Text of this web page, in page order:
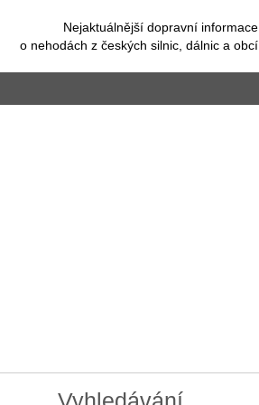
Nejaktuálnější dopravní informace
o nehodách z českých silnic, dálnic a obcí